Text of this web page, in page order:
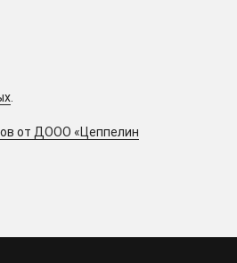
от ДООО «Цеппелин